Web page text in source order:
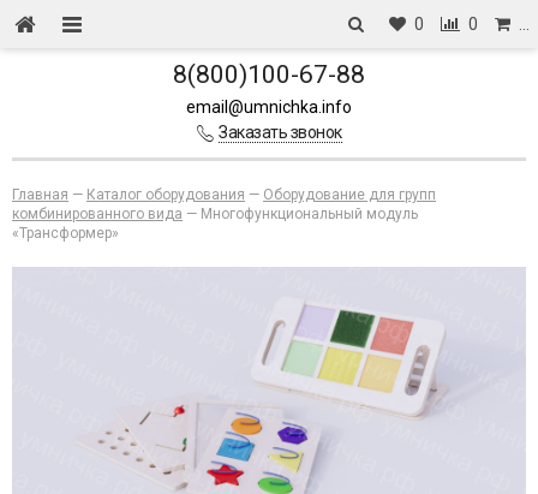
0 0
8(800)100-67-88
email@umnichka.info
Заказать звонок
Главная — Каталог оборудования — Оборудование для групп
комбинированного вида — Многофункциональный модуль
«Трансформер»